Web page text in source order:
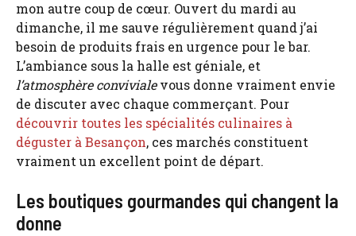
mon autre coup de cœur. Ouvert du mardi au
dimanche, il me sauve régulièrement quand j’ai
besoin de produits frais en urgence pour le bar.
L’ambiance sous la halle est géniale, et
l’atmosphère convivialevous donne vraiment envie
de discuter avec chaque commerçant. Pour
découvrir toutes les spécialités culinaires à
déguster à Besançon, ces marchés constituent
vraiment un excellent point de départ.
Les boutiques gourmandes qui changent la
donne